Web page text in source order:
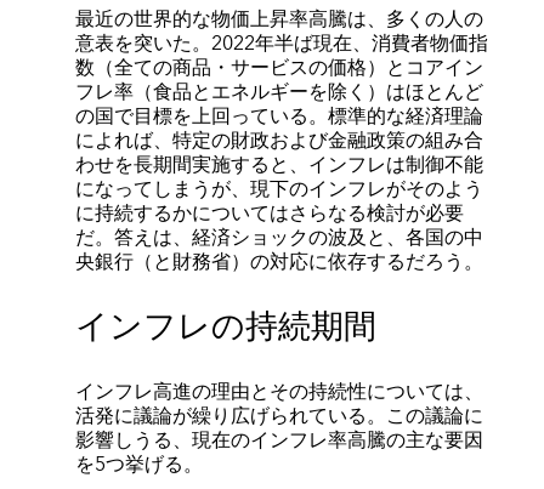
最近の世界的な物価上昇率高騰は、多くの人の
意表を突いた。2022年半ば現在、消費者物価指
数（全ての商品・サービスの価格）とコアイン
フレ率（食品とエネルギーを除く）はほとんど
の国で目標を上回っている。標準的な経済理論
によれば、特定の財政および金融政策の組み合
わせを長期間実施すると、インフレは制御不能
になってしまうが、現下のインフレがそのよう
に持続するかについてはさらなる検討が必要
だ。答えは、経済ショックの波及と、各国の中
央銀行（と財務省）の対応に依存するだろう。
インフレの持続期間
インフレ高進の理由とその持続性については、
活発に議論が繰り広げられている。この議論に
影響しうる、現在のインフレ率高騰の主な要因
を5つ挙げる。